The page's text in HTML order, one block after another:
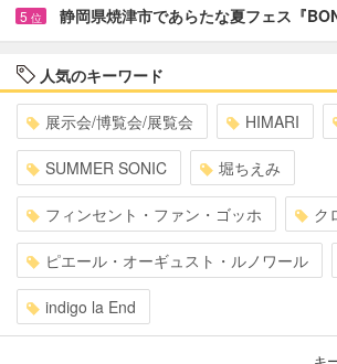
5 位 静岡県焼津市であらたな夏フェス『
人気のキーワード
展示会/博覧会/展覧会 HIMARI
SUMMER SONIC 堀ちえみ
フィンセント・ファン・ゴッホ ク
ピエール・オーギュスト・ルノワール
indigo la End
キ